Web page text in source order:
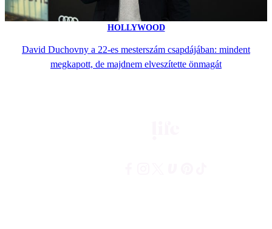
HOLLYWOOD
David Duchovny a 22-es mesterszám csapdájában: mindent
megkapott, de majdnem elveszítette önmagát